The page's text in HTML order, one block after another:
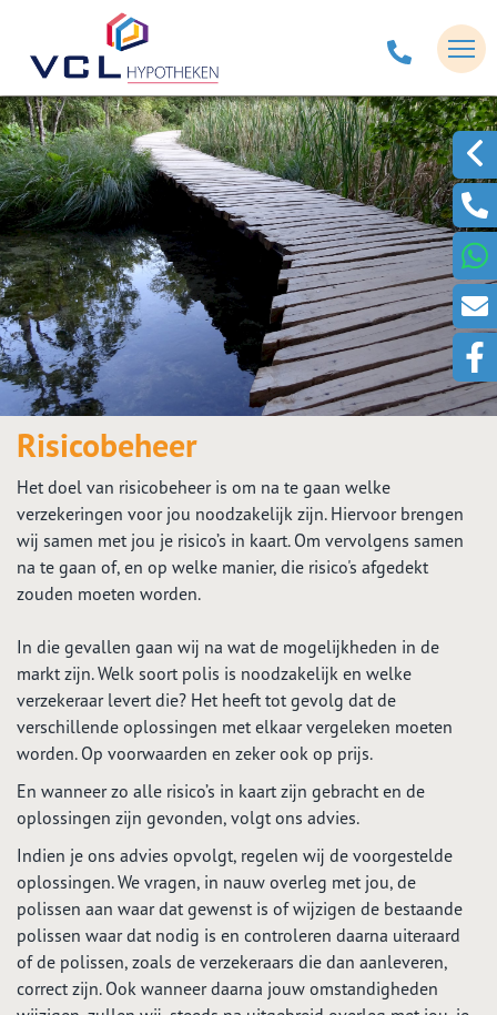
Risicobeheer
Het doel van risicobeheer is om na te gaan welke
verzekeringen voor jou noodzakelijk zijn. Hiervoor brengen
wij samen met jou je risico’s in kaart. Om vervolgens samen
na te gaan of, en op welke manier, die risico's afgedekt
zouden moeten worden.
In die gevallen gaan wij na wat de mogelijkheden in de
markt zijn. Welk soort polis is noodzakelijk en welke
verzekeraar levert die? Het heeft tot gevolg dat de
verschillende oplossingen met elkaar vergeleken moeten
worden. Op voorwaarden en zeker ook op prijs.
En wanneer zo alle risico’s in kaart zijn gebracht en de
oplossingen zijn gevonden, volgt ons advies.
Indien je ons advies opvolgt, regelen wij de voorgestelde
oplossingen. We vragen, in nauw overleg met jou, de
polissen aan waar dat gewenst is of wijzigen de bestaande
polissen waar dat nodig is en controleren daarna uiteraard
of de polissen, zoals de verzekeraars die dan aanleveren,
correct zijn. Ook wanneer daarna jouw omstandigheden